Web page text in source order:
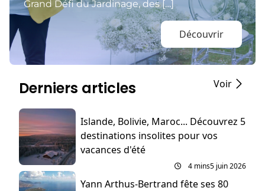
Grand Défi du Jardinage, des […]
Découvrir
Derniers articles Voir
Islande, Bolivie, Maroc... Découvrez 5
destinations insolites pour vos
vacances d'été
4 mins5 juin 2026
Yann Arthus-Bertrand fête ses 80